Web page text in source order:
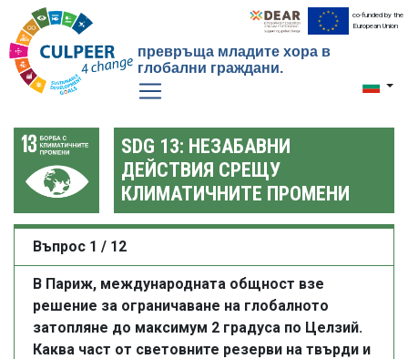
превръща младите хора в
глобални граждани.
Toggle
co-funded by the
European Union
SDG 13: НЕЗАБАВНИ
ДЕЙСТВИЯ СРЕЩУ
КЛИМАТИЧНИТЕ ПРОМЕНИ
Въпрос 1 / 12
В Париж, международната общност взе
решение за ограничаване на глобалното
затопляне до максимум 2 градуса по Целзий.
Каква част от световните резерви на твърди и